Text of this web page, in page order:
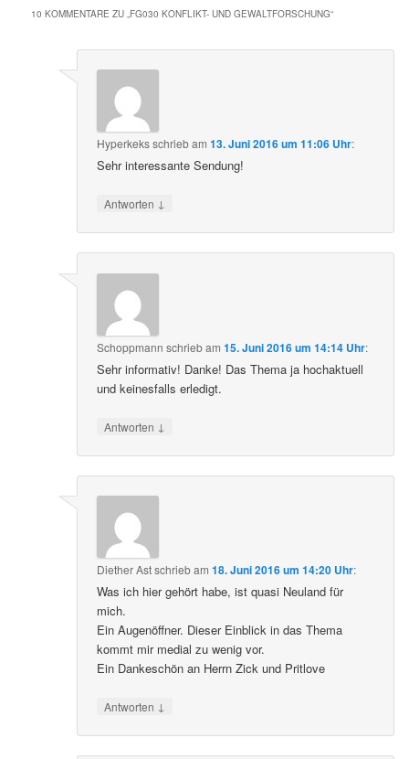
10 KOMMENTARE ZU „FG030 KONFLIKT- UND GEWALTFORSCHUNG“
Hyperkeksschriebam13. Juni 2016 um 11:06 Uhr:
Sehr interessante Sendung!
Antworten ↓
Schoppmann schriebam15. Juni 2016 um 14:14 Uhr:
Sehr informativ! Danke! Das Thema ja hochaktuell
und keinesfalls erledigt.
Antworten ↓
Diether Astschriebam18. Juni 2016 um 14:20 Uhr:
Was ich hier gehört habe, ist quasi Neuland für
mich.
Ein Augenöffner. Dieser Einblick in das Thema
kommt mir medial zu wenig vor.
Ein Dankeschön an Herrn Zick und Pritlove
Antworten ↓